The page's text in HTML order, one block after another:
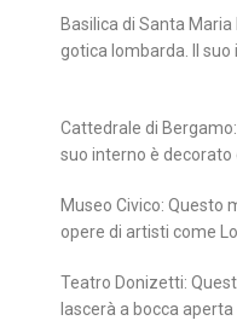
Basilica di Santa
gotica lombarda. Il
Cattedrale di
suo interno è
Museo Civico: Questo
opere di artisti come
Teatro Donizetti:
lascerà a bocca